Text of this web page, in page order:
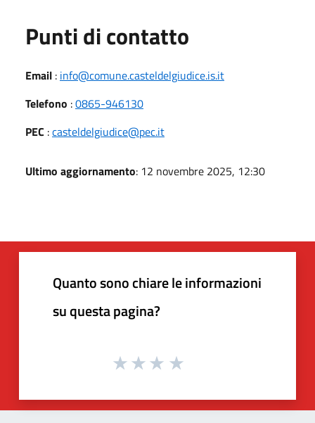
Punti di contatto
Email : info@comune.casteldelgiudice.is.it
Telefono :0865-946130
PEC :casteldelgiudice@pec.it
Ultimo aggiornamento: 12 novembre 2025, 12:30
Quanto sono chiare le informazioni
su questa pagina?